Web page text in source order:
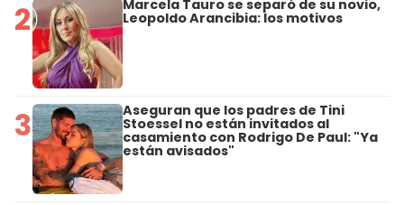
2 Marcela Tauro se separó de su novio,
Leopoldo Arancibia: los motivos
3 Aseguran que los padres de Tini
Stoessel no están invitados al
casamiento con Rodrigo De Paul: "Ya
están avisados"